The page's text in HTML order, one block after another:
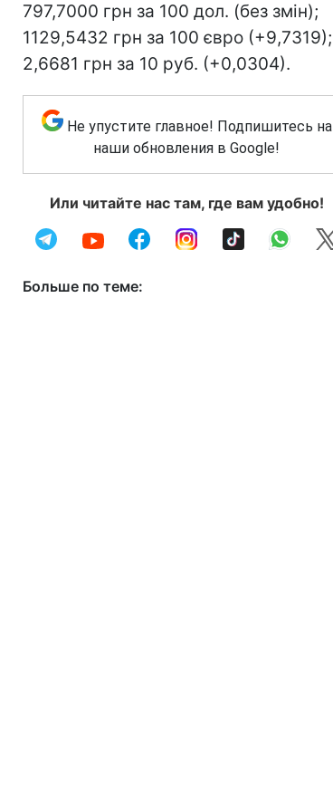
797,7000 грн за 100 дол. (без змін);
1129,5432 грн за 100 євро (+9,7319);
2,6681 грн за 10 руб. (+0,0304).
Не упустите главное! Подпишитесь на
наши обновления в Google!
Или читайте нас там, где вам удобно!
Больше по теме: